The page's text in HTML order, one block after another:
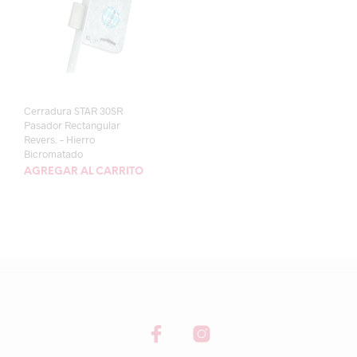
Cerradura STAR 30SR
Pasador Rectangular
Revers. – Hierro
Bicromatado
AGREGAR AL CARRITO